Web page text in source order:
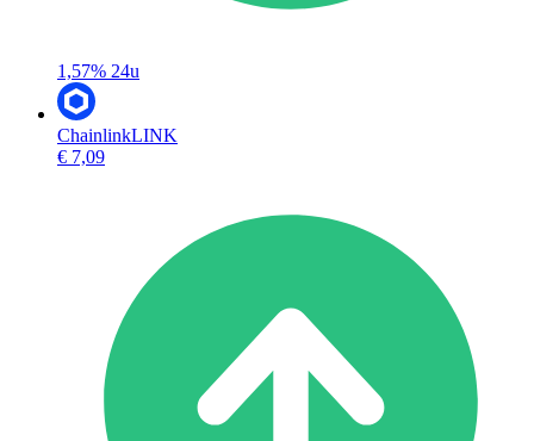
1,57% 24u
ChainlinkLINK
€ 7,09